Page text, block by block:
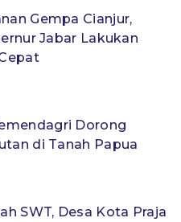
Gempa Cianjur,
Jabar Lakukan
Dorong
di Tanah Papua
SWT, Desa Kota Praja